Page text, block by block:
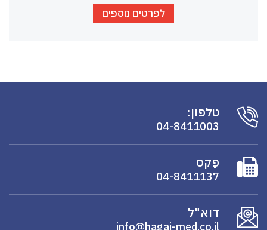
לפרטים נוספים
טלפון:
04-8411003
פַקס
04-8411137
דוא"ל
info@hagai-med.co.il